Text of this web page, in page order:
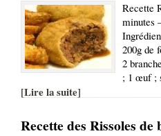
Recette
minutes
200g de
2
; 1 œuf ;
[Lire la suite]
Recette des Rissoles